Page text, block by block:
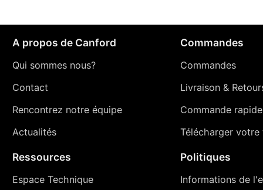
A propos de Canford
Qui sommes nous?
Contact
Rencontrez notre équipe
Actualités
Commandes
Commandes
Livraison&
Commande rapide
Télécharger votre
Ressources
Espace Technique
Politiques
Informations de